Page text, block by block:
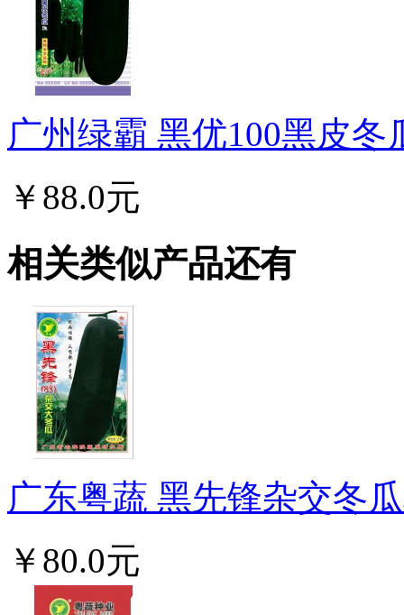
广州绿霸 黑优100黑皮冬
￥88.0元
相关类似产品还有
广东粤蔬 黑先锋杂交冬
￥80.0元